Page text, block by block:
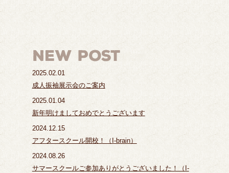
2025.02.01
成人振袖展示会のご案内
2025.01.04
新年明けましておめでとうございます
2024.12.15
アフタースクール開校！（I-brain）
2024.08.26
サマースクールご参加ありがとうございました！（I-